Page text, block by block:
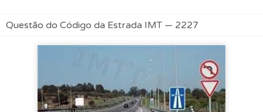
Questão do Código da Estrada IMT — 2227